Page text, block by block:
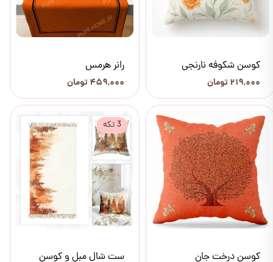
کوسن شکوفه نارنجی
۲۱۹,۰۰۰ تومان
رانر هرمس
۴۵۹,۰۰۰ تومان
کوسن درخت جان
ست شال مبل و کوسن
3 تکه